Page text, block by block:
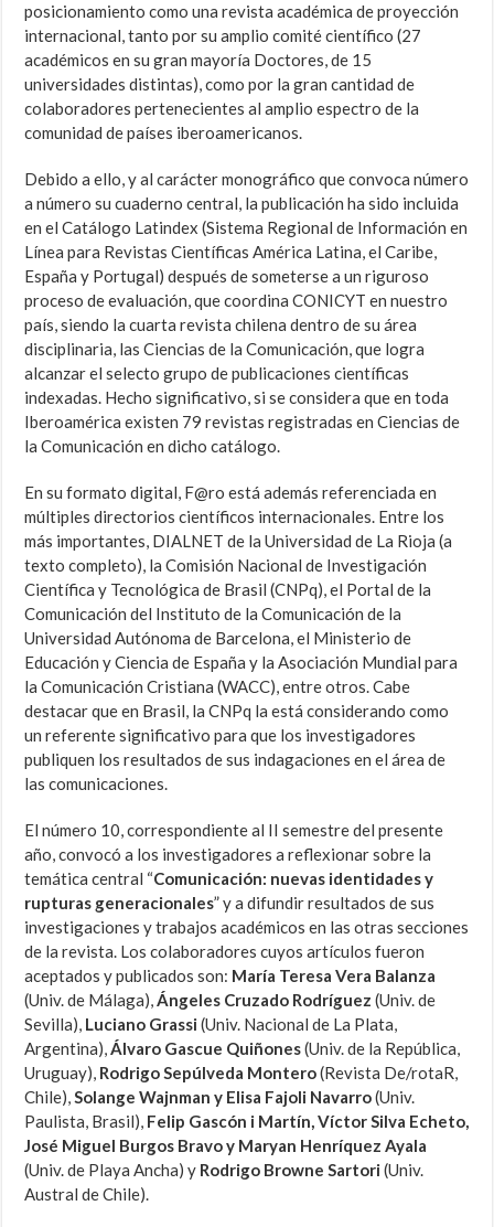
posicionamiento como una revista académica de proyección
internacional, tanto por su amplio comité científico (27
académicos en su gran mayoría Doctores, de 15
universidades distintas), como por la gran cantidad de
colaboradores pertenecientes al amplio espectro de la
comunidad de países iberoamericanos.
Debido a ello, y al carácter monográfico que convoca número
a número su cuaderno central, la publicación ha sido incluida
en el Catálogo Latindex (Sistema Regional de Información en
Línea para Revistas Científicas América Latina, el Caribe,
España y Portugal) después de someterse a un riguroso
proceso de evaluación, que coordina CONICYT en nuestro
país, siendo la cuarta revista chilena dentro de su área
disciplinaria, las Ciencias de la Comunicación, que logra
alcanzar el selecto grupo de publicaciones científicas
indexadas. Hecho significativo, si se considera que en toda
Iberoamérica existen 79 revistas registradas en Ciencias de
la Comunicación en dicho catálogo.
En su formato digital, F@ro está además referenciada en
múltiples directorios científicos internacionales. Entre los
más importantes, DIALNET de la Universidad de La Rioja (a
texto completo), la Comisión Nacional de Investigación
Científica y Tecnológica de Brasil (CNPq), el Portal de la
Comunicación del Instituto de la Comunicación de la
Universidad Autónoma de Barcelona, el Ministerio de
Educación y Ciencia de España y la Asociación Mundial para
la Comunicación Cristiana (WACC), entre otros. Cabe
destacar que en Brasil, la CNPq la está considerando como
un referente significativo para que los investigadores
publiquen los resultados de sus indagaciones en el área de
las comunicaciones.
El número 10, correspondiente al II semestre del presente
año, convocó a los investigadores a reflexionar sobre la
temática central “Comunicación: nuevas identidades y
rupturas generacionales” y a difundir resultados de sus
investigaciones y trabajos académicos en las otras secciones
de la revista. Los colaboradores cuyos artículos fueron
aceptados y publicados son: María Teresa Vera Balanza
(Univ. de Málaga),Ángeles Cruzado Rodríguez (Univ. de
Sevilla), Luciano Grassi (Univ. Nacional de La Plata,
Argentina),Álvaro Gascue Quiñones(Univ. de la República,
Uruguay), Rodrigo Sepúlveda Montero(Revista De/rotaR,
Chile),Solange Wajnman y Elisa Fajoli Navarro(Univ.
Paulista, Brasil), Felip Gascón i Martín, Víctor Silva Echeto,
José Miguel Burgos Bravo y Maryan Henríquez Ayala
(Univ. de Playa Ancha) y Rodrigo Browne Sartori (Univ.
Austral de Chile).